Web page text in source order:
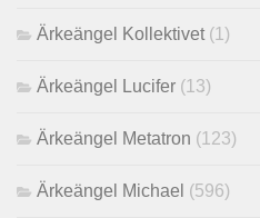
Ärkeängel Kollektivet (1)
Ärkeängel Lucifer (13)
Ärkeängel Metatron (123)
Ärkeängel Michael (596)